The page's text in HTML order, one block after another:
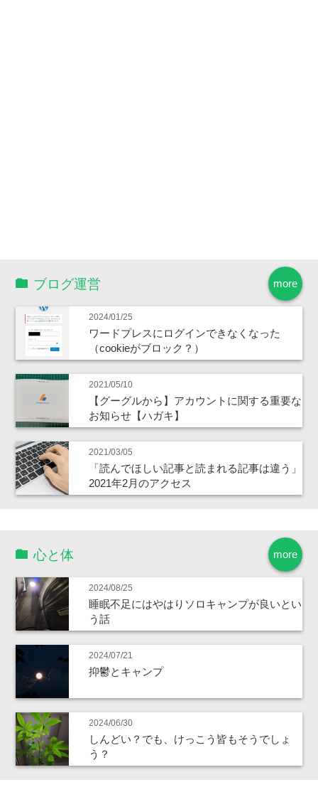
more
ブログ運営
2024/01/25
ワードプレスにログインできなくなった
（cookieがブロック？）
2021/05/10
【グーグルから】アカウントに関する重要な
お知らせ【ハガキ】
2021/03/05
「読んでほしい記事と読まれる記事は違う」
2021年2月のアクセス
more
心と体
2024/08/25
睡眠不足にはやはりソロキャンプが良いとい
う話
2024/07/21
抑鬱とキャンプ
2024/06/30
しんどい？でも、けっこう皆もそうでしょ
う？